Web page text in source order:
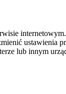
lub innym